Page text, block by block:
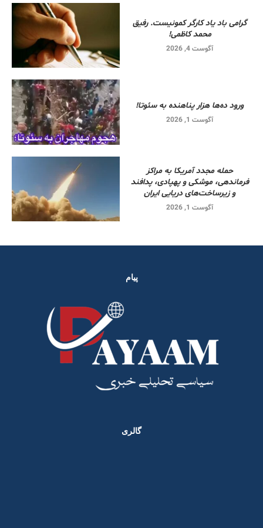
گرامی باد یاد کارگر کمونیست. رفیق
محمد کاظمی!
آگوست 4, 2026
ورود ده‌ها هزار پناهنده به سئوتا!
آگوست 1, 2026
حمله مجدد آمریکا به مراکز
فرماندهی، موشکی و پهپادی، پدافند
و زیرساخت‌های دریایی ایران
آگوست 1, 2026
پیام
گالری